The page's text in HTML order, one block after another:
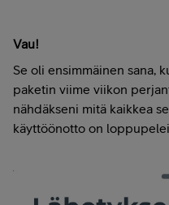
Vau!
Se oli ensimmäinen sana,
paketin viime viikon
nähdäkseni mitä kaikkea
käyttöönotto on